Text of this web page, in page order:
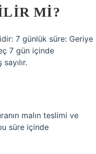
MI?
7 günlük süre: Geriye
7 gün içinde
malın teslimi ve
süre içinde